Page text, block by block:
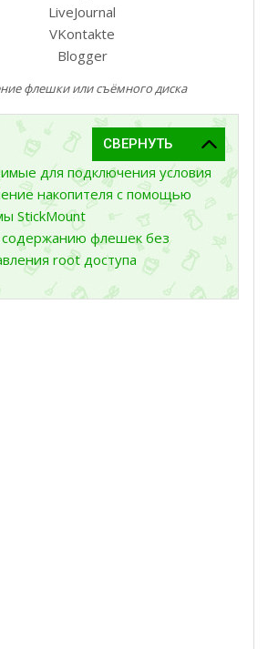
LiveJournal
VKontakte
Blogger
флешки или съёмного диска
для подключения условия
накопителя с помощью
StickMount
содержанию флешек без
root доступа